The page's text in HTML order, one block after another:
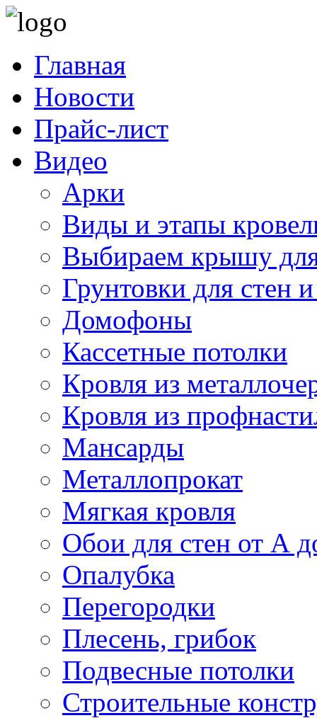
Главная
Новости
Прайс-лист
Видео
Арки
Виды и этапы
Выбираем крышу
Грунтовки для стен
Домофоны
Кассетные потолки
Кровля из
Кровля из
Мансарды
Металлопрокат
Мягкая кровля
Обои для стен от А
Опалубка
Перегородки
Плесень, грибок
Подвесные потолки
Строительные